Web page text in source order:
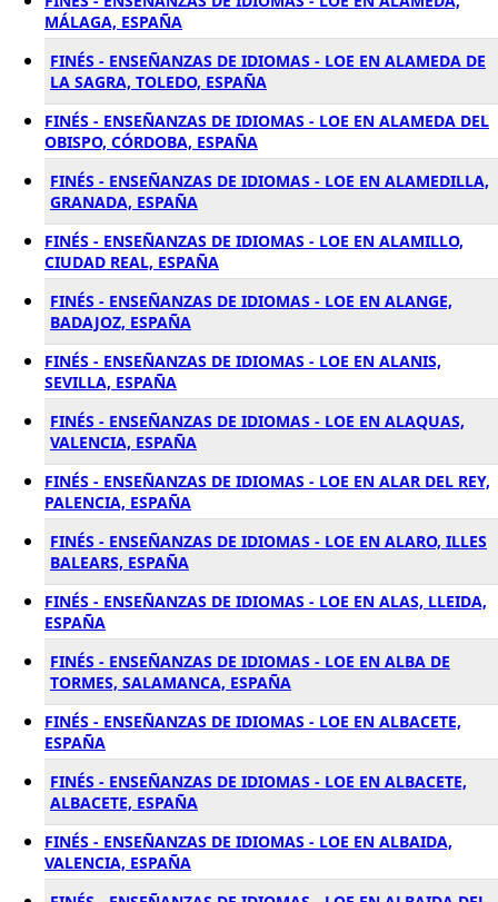
MÁLAGA, ESPAÑA
FINÉS - ENSEÑANZAS DE IDIOMAS - LOE EN ALAMEDA DE
LA SAGRA, TOLEDO, ESPAÑA
FINÉS - ENSEÑANZAS DE IDIOMAS - LOE EN ALAMEDA DEL
OBISPO, CÓRDOBA, ESPAÑA
FINÉS - ENSEÑANZAS DE IDIOMAS - LOE EN ALAMEDILLA,
GRANADA, ESPAÑA
FINÉS - ENSEÑANZAS DE IDIOMAS - LOE EN ALAMILLO,
CIUDAD REAL, ESPAÑA
FINÉS - ENSEÑANZAS DE IDIOMAS - LOE EN ALANGE,
BADAJOZ, ESPAÑA
FINÉS - ENSEÑANZAS DE IDIOMAS - LOE EN ALANIS,
SEVILLA, ESPAÑA
FINÉS - ENSEÑANZAS DE IDIOMAS - LOE EN ALAQUAS,
VALENCIA, ESPAÑA
FINÉS - ENSEÑANZAS DE IDIOMAS - LOE EN ALAR DEL REY,
PALENCIA, ESPAÑA
FINÉS - ENSEÑANZAS DE IDIOMAS - LOE EN ALARO, ILLES
BALEARS, ESPAÑA
FINÉS - ENSEÑANZAS DE IDIOMAS - LOE EN ALAS, LLEIDA,
ESPAÑA
FINÉS - ENSEÑANZAS DE IDIOMAS - LOE EN ALBA DE
TORMES, SALAMANCA, ESPAÑA
FINÉS - ENSEÑANZAS DE IDIOMAS - LOE EN ALBACETE,
ESPAÑA
FINÉS - ENSEÑANZAS DE IDIOMAS - LOE EN ALBACETE,
ALBACETE, ESPAÑA
FINÉS - ENSEÑANZAS DE IDIOMAS - LOE EN ALBAIDA,
VALENCIA, ESPAÑA